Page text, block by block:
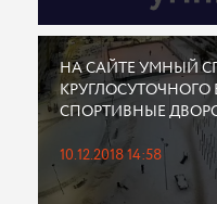
НА САЙТЕ УМНЫЙ
СПОРТИВНЫЕ
10.12.2018 14:58